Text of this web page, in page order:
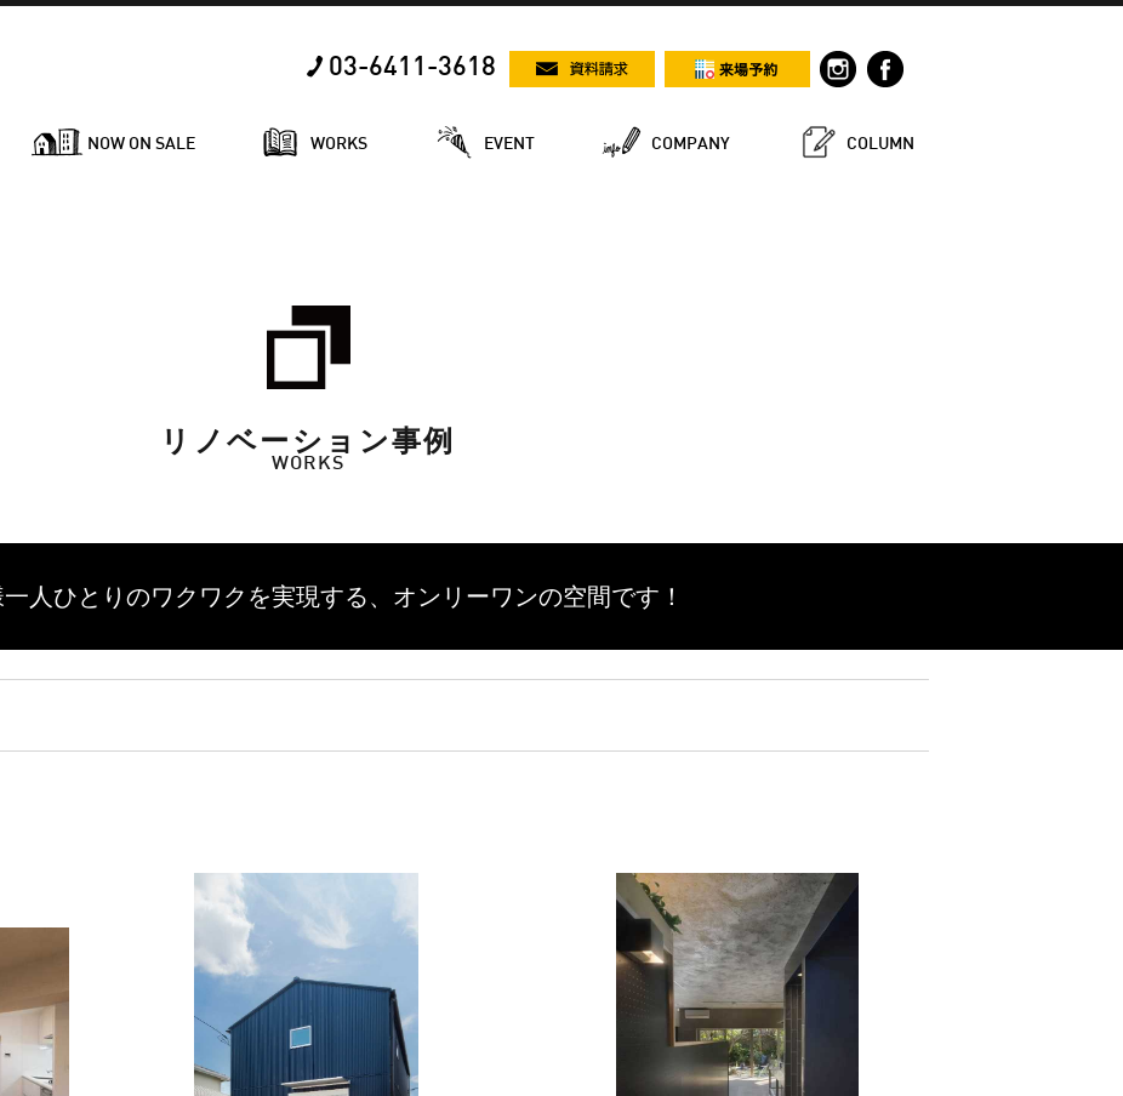
03-6411-3618
NOW ON SALE WORKS EVENT COMPANY COLUMN
リノベーション事例
WORKS
人ひとりのワクワクを実現する、 オンリーワンの空間です！